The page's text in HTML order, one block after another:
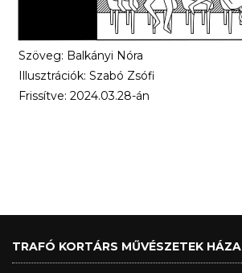
Szöveg: Balkányi Nóra
Illusztrációk: Szabó Zsófi
Frissítve: 2024.03.28-án
TRAFÓ KORTÁRS MŰVÉSZETEK HÁZA